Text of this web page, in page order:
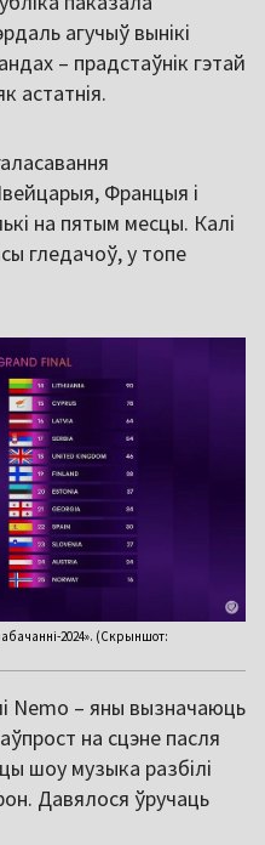
агучыў вынікі
– прадстаўнік гэтай
астатнія.
Францыя і
на пятым месцы. Калі
гледачоў, у топе
2024». (Скрыншот:
Nemo – яны вызначаюць
на сцэне пасля
шоу музыка разбілі
Давялося ўручаць